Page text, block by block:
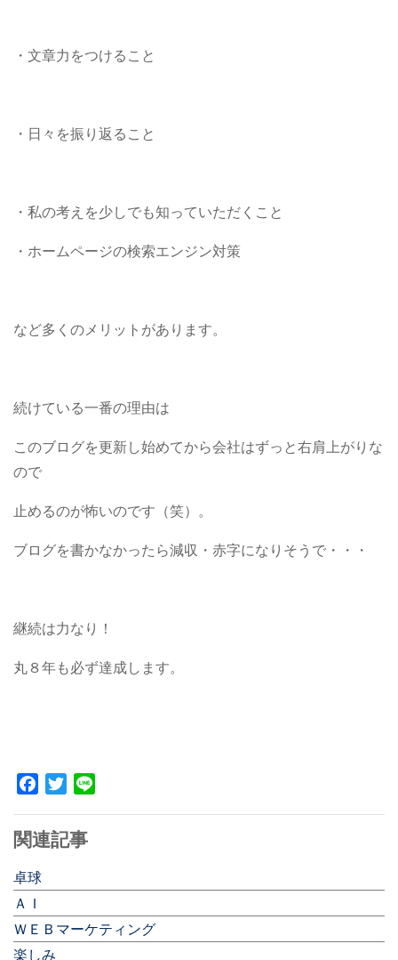
・文章力をつけること
・日々を振り返ること
・私の考えを少しでも知っていただくこと
・ホームページの検索エンジン対策
など多くのメリットがあります。
続けている一番の理由は
このブログを更新し始めてから会社はずっと右肩上がりな
ので
止めるのが怖いのです（笑）。
ブログを書かなかったら減収・赤字になりそうで・・・
継続は力なり！
丸８年も必ず達成します。
Facebook
Twitter
関連記事
卓球
ＡＩ
ＷＥＢマーケティング
楽しみ